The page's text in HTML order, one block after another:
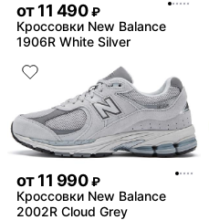
от11 490 ₽
Кроссовки New Balance
1906R White Silver
от11 990 ₽
Кроссовки New Balance
2002R Cloud Grey